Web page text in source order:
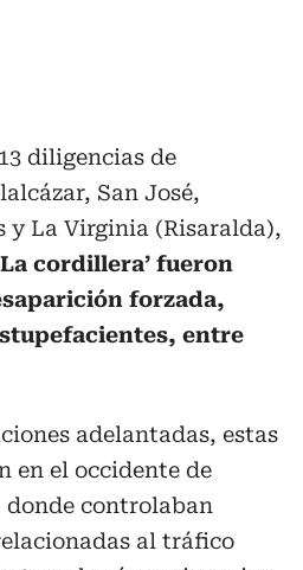
diligencias de
San José,
y La Virginia (Risaralda),
cordillera’ fueron
forzada,
entre
adelantadas, estas
en el occidente de
donde controlaban
al tráfico